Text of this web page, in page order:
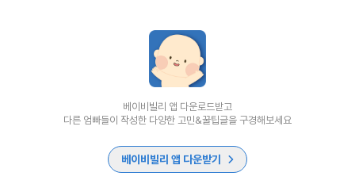
베이비빌리 앱 다운로드받고
다른 엄빠들이 작성한 다양한 고민&꿀팁글을 구경해보세요
베이비빌리 앱 다운받기